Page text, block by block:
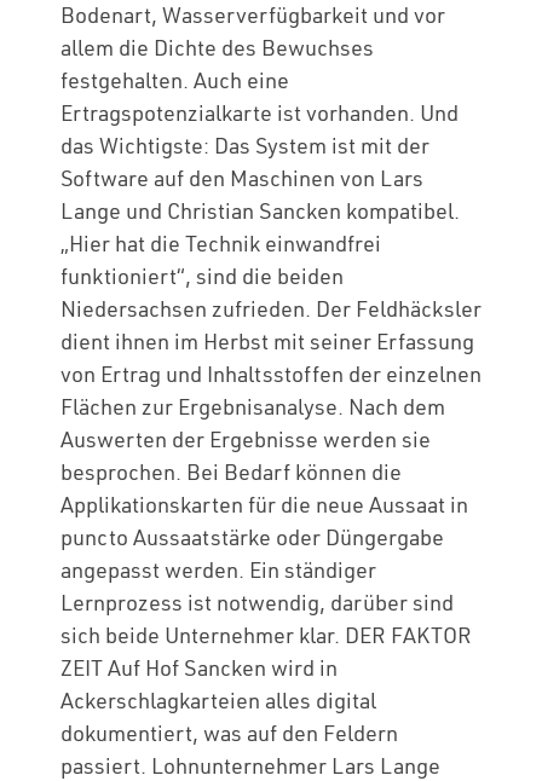
Bodenart, Wasserverfügbarkeit und vor
allem die Dichte des Bewuchses
festgehalten. Auch eine
Ertragspotenzialkarte ist vorhanden. Und
das Wichtigste: Das System ist mit der
Software auf den Maschinen von Lars
Lange und Christian Sancken kompatibel.
„Hier hat die Technik einwandfrei
funktioniert“, sind die beiden
Niedersachsen zufrieden. Der Feldhäcksler
dient ihnen im Herbst mit seiner Erfassung
von Ertrag und Inhaltsstoffen der einzelnen
Flächen zur Ergebnisanalyse. Nach dem
Auswerten der Ergebnisse werden sie
besprochen. Bei Bedarf können die
Applikationskarten für die neue Aussaat in
puncto Aussaatstärke oder Düngergabe
angepasst werden. Ein ständiger
Lernprozess ist notwendig, darüber sind
sich beide Unternehmer klar. DER FAKTOR
ZEIT Auf Hof Sancken wird in
Ackerschlagkarteien alles digital
dokumentiert, was auf den Feldern
passiert. Lohnunternehmer Lars Lange